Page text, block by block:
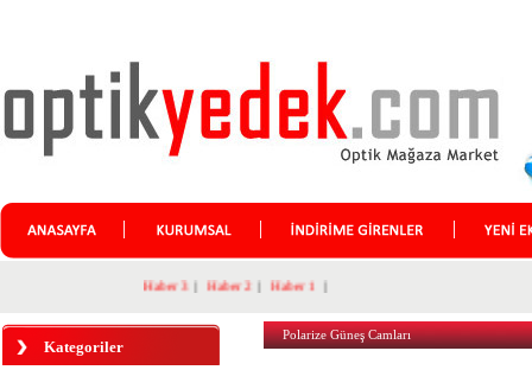
Haber 3|Haber 2|Haber 1|
Kategoriler
Polarize Güneş Camları